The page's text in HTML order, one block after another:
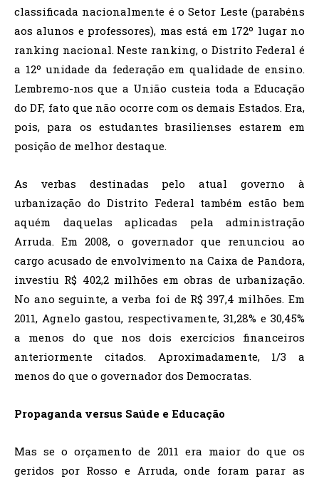
classificada nacionalmente é o Setor Leste (parabéns
aos alunos e professores), mas está em 172º lugar no
ranking nacional. Neste ranking, o Distrito Federal é
a 12º unidade da federação em qualidade de ensino.
Lembremo-nos que a União custeia toda a Educação
do DF, fato que não ocorre com os demais Estados. Era,
pois, para os estudantes brasilienses estarem em
posição de melhor destaque.
As verbas destinadas pelo atual governo à
urbanização do Distrito Federal também estão bem
aquém daquelas aplicadas pela administração
Arruda. Em 2008, o governador que renunciou ao
cargo acusado de envolvimento na Caixa de Pandora,
investiu R$ 402,2 milhões em obras de urbanização.
No ano seguinte, a verba foi de R$ 397,4 milhões. Em
2011, Agnelo gastou, respectivamente, 31,28% e 30,45%
a menos do que nos dois exercícios financeiros
anteriormente citados. Aproximadamente, 1/3 a
menos do que o governador dos Democratas.
Propaganda versus Saúde e Educação
Mas se o orçamento de 2011 era maior do que os
geridos por Rosso e Arruda, onde foram parar as